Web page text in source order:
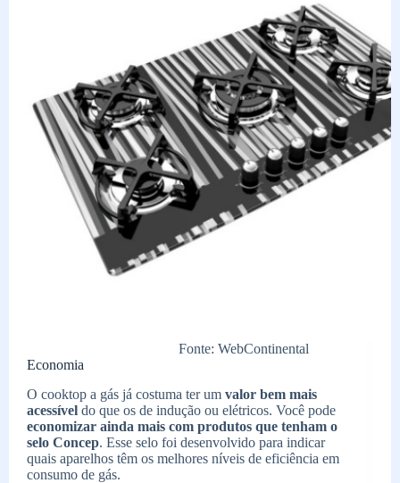
Fonte: WebContinental
Economia
O cooktop a gás já costuma ter um valor bem mais
acessível do que os de indução ou elétricos. Você pode
economizar ainda mais com produtos que tenham o
selo Concep. Esse selo foi desenvolvido para indicar
quais aparelhos têm os melhores níveis de eficiência em
consumo de gás.